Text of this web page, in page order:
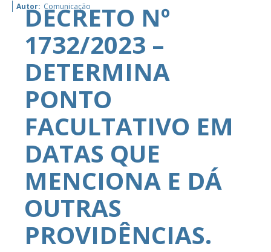
Autor: Comunicação
DECRETO Nº
1732/2023 –
DETERMINA
PONTO
FACULTATIVO EM
DATAS QUE
MENCIONA E DÁ
OUTRAS
PROVIDÊNCIAS.